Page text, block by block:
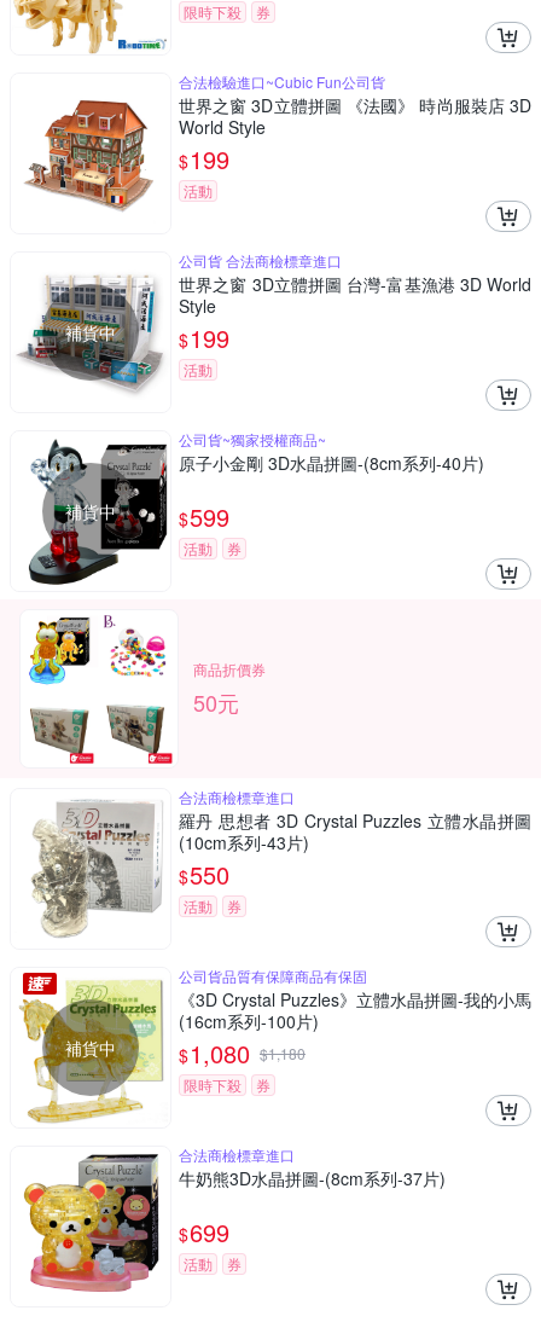
限時下殺
券
合法檢驗進口~Cubic Fun公司貨
世界之窗 3D立體拼圖 《法國》 時尚服裝店 3D
World Style
$199
活動
補貨中
公司貨 合法商檢標章進口
世界之窗 3D立體拼圖 台灣-富基漁港 3D World
Style
$199
活動
補貨中
公司貨~獨家授權商品~
原子小金剛 3D水晶拼圖-(8cm系列-40片)
$599
活動 券
商品折價券
50元
合法商檢標章進口
羅丹 思想者 3D Crystal Puzzles 立體水晶拼圖
(10cm系列-43片)
$550
活動 券
補貨中
公司貨品質有保障商品有保固
《3D Crystal Puzzles》立體水晶拼圖-我的小馬
(16cm系列-100片)
$1,080 $1,180
限時下殺
券
合法商檢標章進口
牛奶熊3D水晶拼圖-(8cm系列-37片)
$699
活動 券